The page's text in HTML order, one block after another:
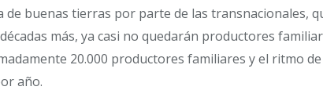
de buenas tierras por parte de las transnacionales,
más, ya casi no quedarán productores
20.000 productores familiares y el ritmo
año.